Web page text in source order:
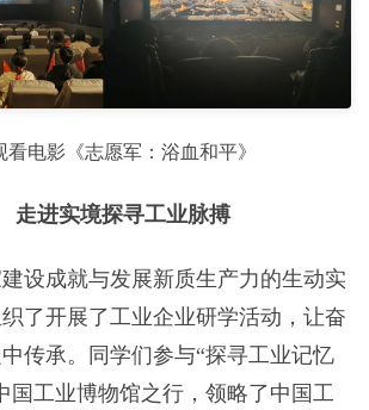
看电影《志愿军：浴血和平》
走进实境探寻工业脉搏
设成就与发展新质生产力的生动实
了开展了工业企业研学活动，让奋
传承。同学们参与“探寻工业记忆
国工业博物馆之行，领略了中国工